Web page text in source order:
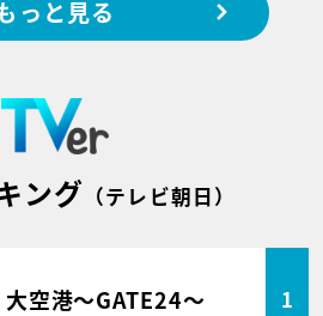
っと見る
ング （テレビ朝日）
大空港～GATE24～ 1